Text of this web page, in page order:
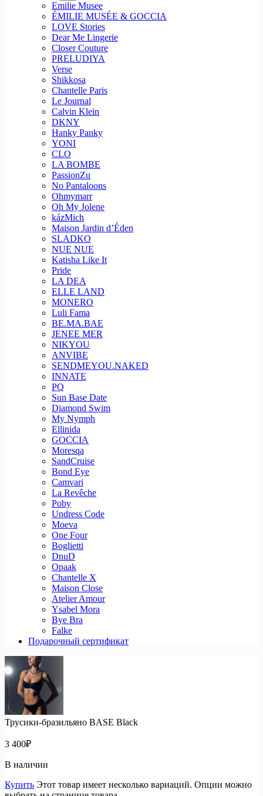
Emilie Musee
ÉMILIE MUSÉE & GOCCIA
LOVE Stories
Dear Me Lingerie
Closer Couture
PRELUDIYA
Verse
Shikkosa
Chantelle Paris
Le Journal
Calvin Klein
DKNY
Hanky Panky
YONI
CLO
LA BOMBE
PassionZu
No Pantaloons
Ohmymarr
Oh My Jolene
kázMich
Maison Jardin d’Éden
SLADKO
NUE NUE
Katisha Like It
Pride
LA DEA
ELLE LAND
MONERO
Luli Fama
BE.MA.BAE
JENEE MER
NIKYOU
ANVIBE
SENDMEYOU.NAKED
INNATE
PQ
Sun Base Date
Diamond Swim
My Nymph
Ellinida
GOCCIA
Moresqa
SandCruise
Bond Eye
Camvari
La Revêche
Poby
Undress Code
Moeva
One Four
Boglietti
DnuD
Opaak
Chantelle X
Maison Close
Atelier Amour
Ysabel Mora
Bye Bra
Falke
Подарочный сертификат
Трусики-бразильяно BASE Black
3 400₽
В наличии
Купить Этот товар имеет несколько вариаций. Опции можно